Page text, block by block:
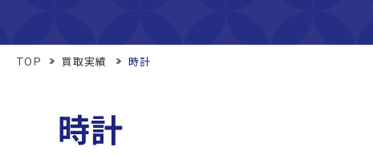
TOP 買取実績 時計
時計